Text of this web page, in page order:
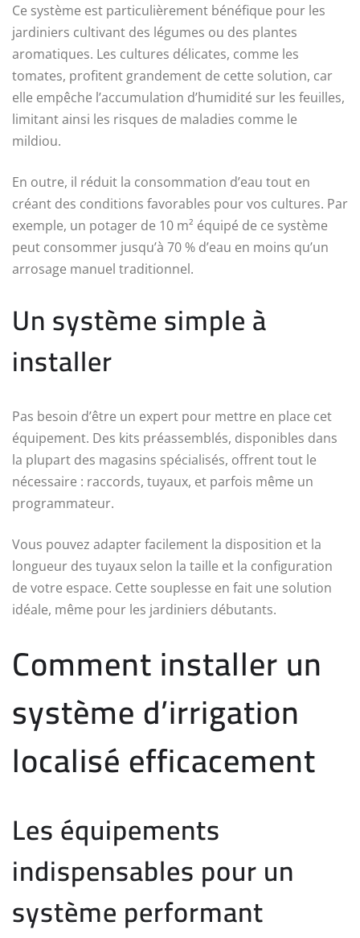
Ce système est particulièrement bénéfique pour les
jardiniers cultivant des légumes ou des plantes
aromatiques. Les cultures délicates, comme les
tomates, profitent grandement de cette solution, car
elle empêche l’accumulation d’humidité sur les feuilles,
limitant ainsi les risques de maladies comme le
mildiou.
En outre, il réduit la consommation d’eau tout en
créant des conditions favorables pour vos cultures. Par
exemple, un potager de 10 m² équipé de ce système
peut consommer jusqu’à 70 % d’eau en moins qu’un
arrosage manuel traditionnel.
Un système simple à
installer
Pas besoin d’être un expert pour mettre en place cet
équipement. Des kits préassemblés, disponibles dans
la plupart des magasins spécialisés, offrent tout le
nécessaire : raccords, tuyaux, et parfois même un
programmateur.
Vous pouvez adapter facilement la disposition et la
longueur des tuyaux selon la taille et la configuration
de votre espace. Cette souplesse en fait une solution
idéale, même pour les jardiniers débutants.
Comment installer un
système d’irrigation
localisé efficacement
Les équipements
indispensables pour un
système performant